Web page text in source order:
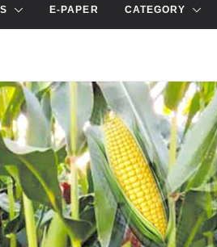
E-PAPER CATEGORY